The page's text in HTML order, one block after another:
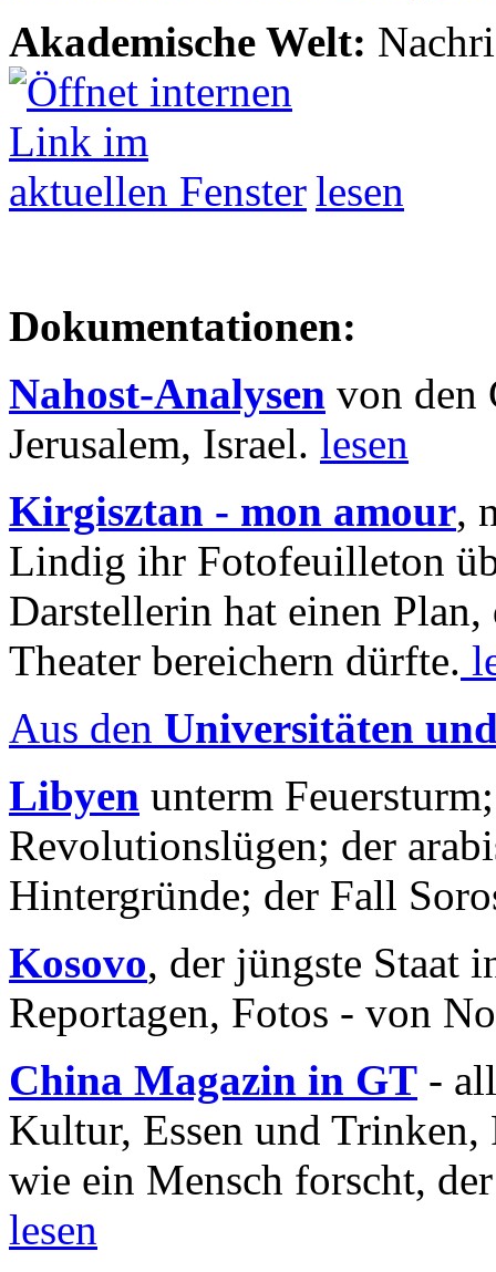
Akademische Welt:
lesen
Dokumentationen:
Nahost-Analysen von den
Jerusalem, Israel. lesen
Kirgisztan - mon amour,
Lindig ihr Fotofeuilleton
Darstellerin hat einen Plan,
Theater bereichern dürfte.
Aus den Universitäten
Libyen unterm
Revolutionslügen; der
Hintergründe; der Fall
Kosovo, der jüngste Staat
Reportagen, Fotos - von
China Magazin in GT -
Kultur, Essen und
wie ein Mensch forscht,
lesen